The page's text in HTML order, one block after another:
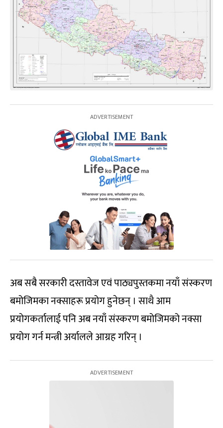
अब सबै सरकारी दस्तावेज एवं पाठ्यपुस्तकमा नयाँ संस्करण
बमोजिमका नक्साहरू प्रयोग हुनेछन् । साथै आम
प्रयोगकर्तालाई पनि अब नयाँ संस्करण बमोजिमको नक्सा
प्रयोग गर्न मन्त्री अर्यालले आग्रह गरिन् ।